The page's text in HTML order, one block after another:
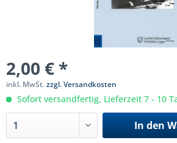
2,00 € *
inkl. MwSt.zzgl. Versandkosten
Sofort versandfertig, Lieferzeit 7 - 10
In den